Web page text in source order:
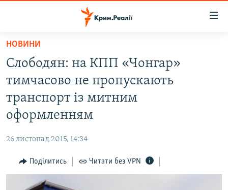
Перейти
основного
матеріалу
до
основної
Перейти
пошуку
НОВИНИ
ВОДА.КРИМ
ПОЛІТИКА
ІНТЕРВ'Ю
ВСЕ ЗА ДЕНЬ
НОВИНИ
Слободян: на КПП «Чонгар»
тимчасово не пропускають
транспорт із митним
оформленням
26 листопад 2015, 14:34
Поділитись Читати без VPN